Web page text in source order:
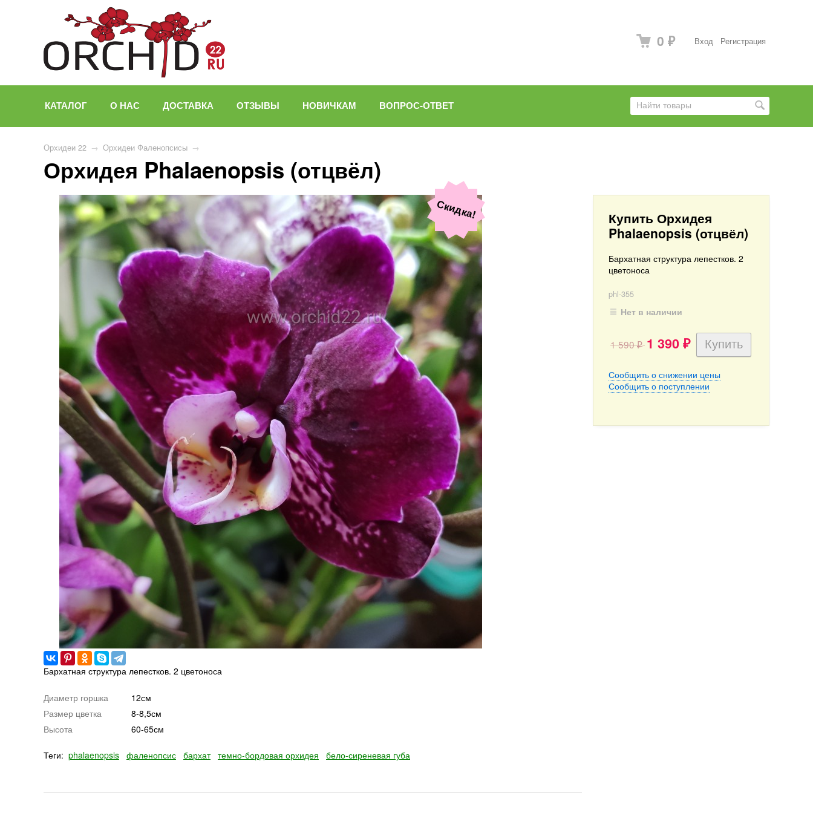
Вход Регистрация
0 ₽
КАТАЛОГ О НАС ДОСТАВКА ОТЗЫВЫ НОВИЧКАМ ВОПРОС-ОТВЕТ
Орхидеи 22 → Орхидеи Фаленопсисы →
Орхидея Phalaenopsis (отцвёл)
Купить Орхидея
Phalaenopsis (отцвёл)
Бархатная структура лепестков. 2
цветоноса
phl-355
Нет в наличии
1 590₽ 1 390 ₽
Сообщить о снижении цены
Сообщить о поступлении
Скидка!
Бархатная структура лепестков. 2 цветоноса
Диаметр горшка
12см
Размер цветка
8-8,5см
Высота
60-65см
Теги: phalaenopsis фаленопсис бархат темно-бордовая орхидея бело-сиреневая губа